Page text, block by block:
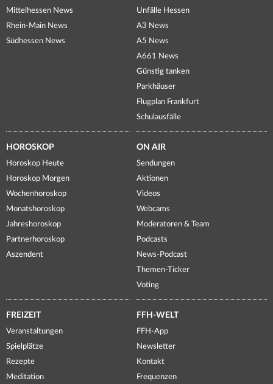
Mittelhessen News
Rhein-Main News
Südhessen News
Unfälle Hessen
A3 News
A5 News
A661 News
Günstig tanken
Parkhäuser
Flugplan Frankfurt
Schulausfälle
HOROSKOP
Horoskop Heute
Horoskop Morgen
Wochenhoroskop
Monatshoroskop
Jahreshoroskop
Partnerhoroskop
Aszendent
ON AIR
Sendungen
Aktionen
Videos
Webcams
Moderatoren & Team
Podcasts
News-Podcast
Themen-Ticker
Voting
FREIZEIT
Veranstaltungen
Spielplätze
Rezepte
Meditation
FFH-WELT
FFH-App
Newsletter
Kontakt
Frequenzen